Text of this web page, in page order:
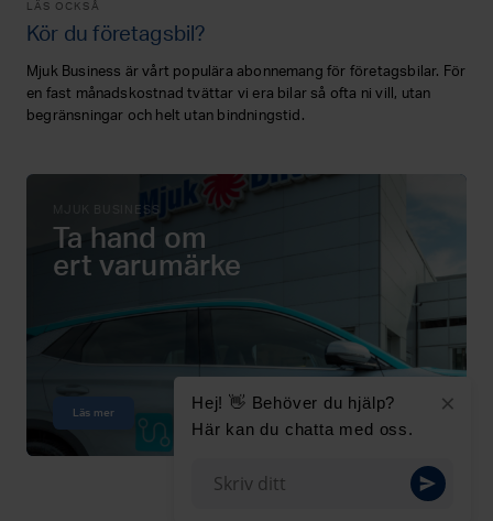
LÄS OCKSÅ
Kör du företagsbil?
Mjuk Business är vårt populära abonnemang för företagsbilar. För
en fast månadskostnad tvättar vi era bilar så ofta ni vill, utan
begränsningar och helt utan bindningstid.
MJUK BUSINESS
Ta hand om
ert varumärke
Läs mer ×
Hej! 👋 Behöver du hjälp?
Här kan du chatta med oss.